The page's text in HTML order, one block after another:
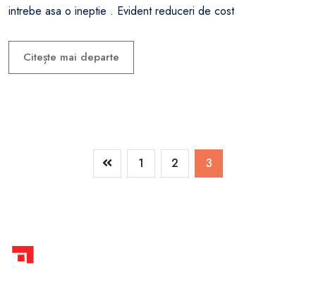
intrebe asa o ineptie . Evident reduceri de cost
Citește mai departe
1 2 3